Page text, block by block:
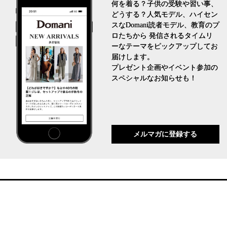
何を着る？子供の受験や習い事、
どうする？人気モデル、ハイセン
スなDomani読者モデル、教育のプ
ロたちから 発信されるタイムリ
ーなテーマをピックアップしてお
届けします。
プレゼント企画やイベント参加の
スペシャルなお知らせも！
メルマガに登録する